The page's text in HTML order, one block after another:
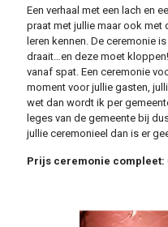
Een verhaal met een lach en
praat met jullie maar ook met
leren kennen. De ceremonie
draait…en deze moet
vanaf spat. Een ceremonie
moment voor jullie gasten,
wet dan wordt ik per
leges van de gemeente bij
jullie ceremonieel dan is er
Prijs ceremonie compleet: